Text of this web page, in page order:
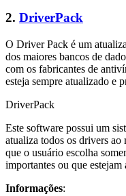
2. DriverPack
O Driver Pack é um
dos maiores bancos de
com os fabricantes de
esteja sempre atualizado e
DriverPack
Este software possui um
atualiza todos os drivers ao
que o usuário escolha
importantes ou que
Informações: